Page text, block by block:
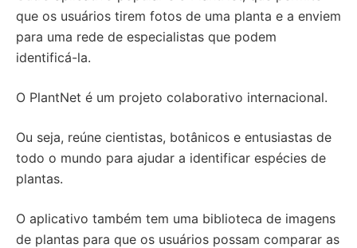
que os usuários tirem fotos de uma planta e a enviem
para uma rede de especialistas que podem
identificá-la.
O PlantNet é um projeto colaborativo internacional.
Ou seja, reúne cientistas, botânicos e entusiastas de
todo o mundo para ajudar a identificar espécies de
plantas.
O aplicativo também tem uma biblioteca de imagens
de plantas para que os usuários possam comparar as